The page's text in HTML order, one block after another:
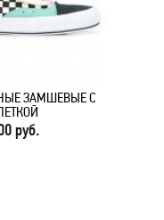
ЗАМШЕВЫЕ С
руб.